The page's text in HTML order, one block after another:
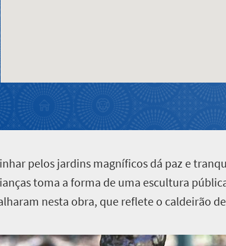
pelos jardins magníficos dá paz e
toma a forma de uma escultura
nesta obra, que reflete o caldeirão